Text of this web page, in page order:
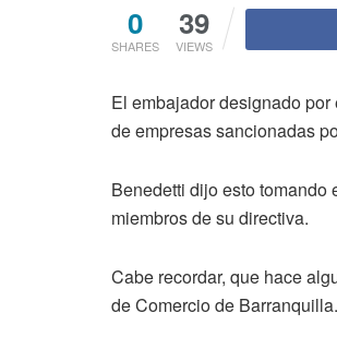
0
SHARES
39
VIEWS
El embajador designado
de empresas sancionadas
Benedetti dijo esto
miembros de su directiva.
Cabe recordar, que hace
de Comercio de Barranquilla.